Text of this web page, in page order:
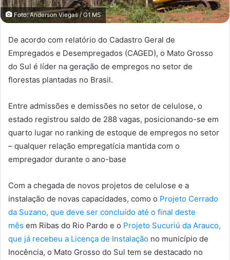
Foto: Anderson Viegas / G1 MS
De acordo com relatório do Cadastro Geral de
Empregados e Desempregados (CAGED), o Mato Grosso
do Sul é líder na geração de empregos no setor de
florestas plantadas no Brasil.
Entre admissões e demissões no setor de celulose, o
estado registrou saldo de 288 vagas, posicionando-se em
quarto lugar no ranking de estoque de empregos no setor
– qualquer relação empregatícia mantida com o
empregador durante o ano-base
Com a chegada de novos projetos de celulose e a
instalação de novas capacidades, como o Projeto Cerrado
da Suzano, que deve ser concluído até o final deste
mês em Ribas do Rio Pardo e o Projeto Sucuriú da Arauco,
que já recebeu a Licença de Instalação no município de
Inocência, o Mato Grosso do Sul tem se destacado no